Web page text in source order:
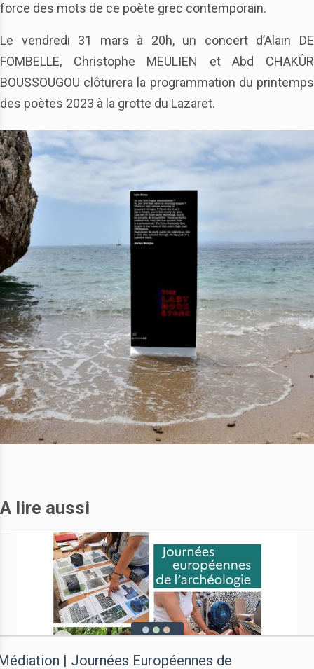
force des mots de ce poète grec contemporain.
Le vendredi 31 mars à 20h, un concert d’Alain DE
FOMBELLE, Christophe MEULIEN et Abd CHAKÛR
BOUSSOUGOU clôturera la programmation du printemps
des poètes 2023 à la grotte du Lazaret.
A lire aussi
| Journées Européennes de